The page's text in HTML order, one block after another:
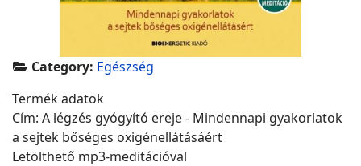
Category: Egészség
Termék adatok
Cím: A légzés gyógyító ereje - Mindennapi gyakorlatok
a sejtek bőséges oxigénellátásáért
Letölthető mp3-meditációval